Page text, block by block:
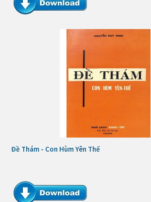
Đề Thám - Con Hùm Yên Thế